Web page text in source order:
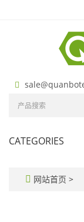
CATEGORIES
网站首页 >